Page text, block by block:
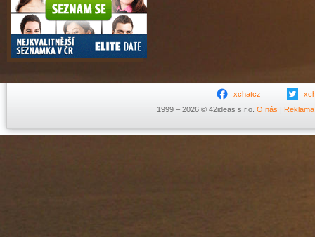
xchatcz
1999 – 2026 © 42ideas s.r.o. O nás | Reklama